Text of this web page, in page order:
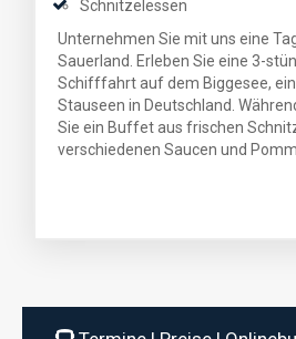
Schnitzelessen
Unternehmen Sie mit uns eine
Sauerland. Erleben Sie eine 3-
Schifffahrt auf dem Biggesee,
Stauseen in Deutschland.
Sie ein Buffet aus frischen
verschiedenen Saucen und